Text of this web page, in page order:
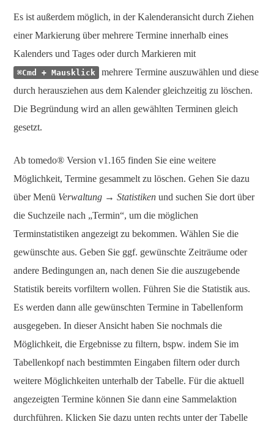
Es ist außerdem möglich, in der Kalenderansicht durch Ziehen
einer Markierung über mehrere Termine innerhalb eines
Kalenders und Tages oder durch Markieren mit
⌘Cmd + Mausklick
mehrere Termine auszuwählen und diese
durch herausziehen aus dem Kalender gleichzeitig zu löschen.
Die Begründung wird an allen gewählten Terminen gleich
gesetzt.
Ab tomedo® Version v1.165 finden Sie eine weitere
Möglichkeit, Termine gesammelt zu löschen. Gehen Sie dazu
über Menü Verwaltung → Statistiken und suchen Sie dort über
die Suchzeile nach „Termin“, um die möglichen
Terminstatistiken angezeigt zu bekommen. Wählen Sie die
gewünschte aus. Geben Sie ggf. gewünschte Zeiträume oder
andere Bedingungen an, nach denen Sie die auszugebende
Statistik bereits vorfiltern wollen. Führen Sie die Statistik aus.
Es werden dann alle gewünschten Termine in Tabellenform
ausgegeben. In dieser Ansicht haben Sie nochmals die
Möglichkeit, die Ergebnisse zu filtern, bspw. indem Sie im
Tabellenkopf nach bestimmten Eingaben filtern oder durch
weitere Möglichkeiten unterhalb der Tabelle. Für die aktuell
angezeigten Termine können Sie dann eine Sammelaktion
durchführen. Klicken Sie dazu unten rechts unter der Tabelle